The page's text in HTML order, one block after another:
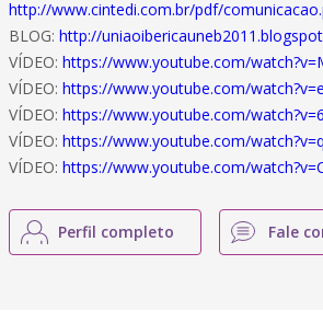
http://www.cintedi.com.br/pdf/
BLOG: http://
VÍDEO: https://www.youtube.com/
VÍDEO: https://www.youtube.com/
VÍDEO: https://www.youtube.com/
VÍDEO: https://www.youtube.com/
VÍDEO: https://www.youtube.com/
Perfil completo Fale